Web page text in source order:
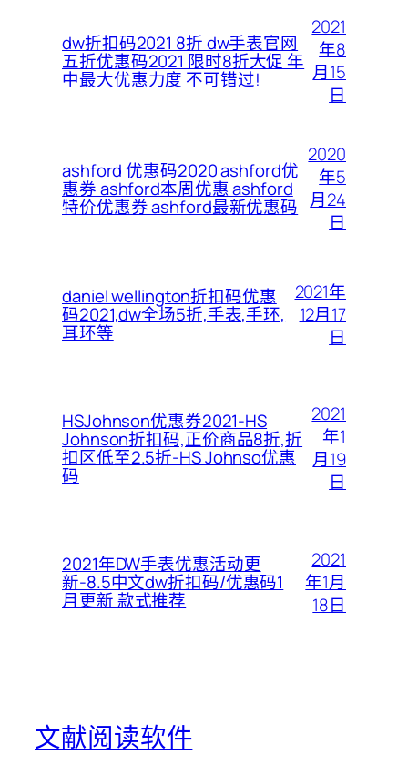
dw折扣码2021 8折 dw手表官网
五折优惠码2021 限时8折大促 年
中最大优惠力度 不可错过!
2021
年8
月15
日
ashford 优惠码2020 ashford优
惠券 ashford本周优惠 ashford
特价优惠券 ashford最新优惠码
2020
年5
月24
日
daniel wellington折扣码优惠
码2021,dw全场5折,手表,手环,
耳环等
2021年
12月17
日
HSJohnson优惠券2021-HS
Johnson折扣码,正价商品8折,折
扣区低至2.5折-HS Johnso优惠
码
2021
年1
月19
日
2021年DW手表优惠活动更
新-8.5中文dw折扣码/优惠码1
月更新 款式推荐
2021
年1月
18日
文献阅读软件